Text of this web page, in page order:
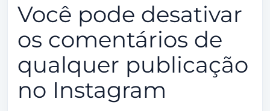
Você pode desativar
os comentários de
qualquer publicação
no Instagram